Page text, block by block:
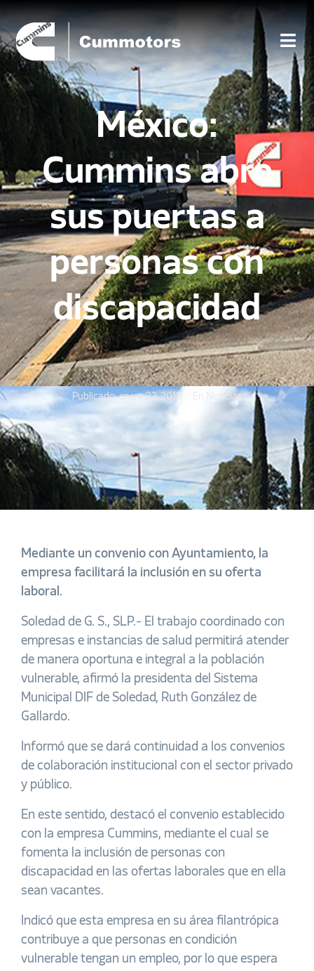
México:
Cummins abre
sus puertas a
personas con
discapacidad
Publicado:enero 23, 2018 Noticias
Mediante un convenio con Ayuntamiento, la
empresa facilitará la inclusión en su oferta
laboral.
Soledad de G. S., SLP.- El trabajo coordinado con
empresas e instancias de salud permitirá atender
de manera oportuna e integral a la población
vulnerable, afirmó la presidenta del Sistema
Municipal DIF de Soledad, Ruth González de
Gallardo.
Informó que se dará continuidad a los convenios
de colaboración institucional con el sector privado
y público.
En este sentido, destacó el convenio establecido
con la empresa Cummins, mediante el cual se
fomenta la inclusión de personas con
discapacidad en las ofertas laborales que en ella
sean vacantes.
Indicó que esta empresa en su área filantrópica
contribuye a que personas en condición
vulnerable tengan un empleo, por lo que espera